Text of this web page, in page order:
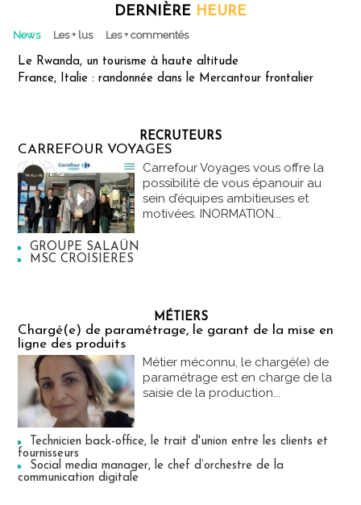
DERNIÈRE HEURE
News Les + lus Les + commentés
Le Rwanda, un tourisme à haute altitude
France, Italie : randonnée dans le Mercantour frontalier
RECRUTEURS
CARREFOUR VOYAGES
Carrefour Voyages vous offre la
possibilité de vous épanouir au
sein d’équipes ambitieuses et
motivées. INORMATION...
GROUPE SALAÜN
MSC CROISIERES
MÉTIERS
Chargé(e) de paramétrage, le garant de la mise en
ligne des produits
Métier méconnu, le chargé(e) de
paramétrage est en charge de la
saisie de la production...
Technicien back-office, le trait d'union entre les clients et
fournisseurs
Social media manager, le chef d’orchestre de la
communication digitale